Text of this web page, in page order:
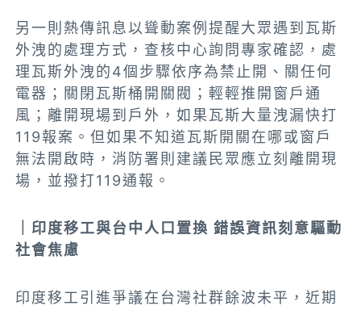
另一則熱傳訊息以聳動案例提醒大眾遇到瓦斯
外洩的處理方式，查核中心詢問專家確認，處
理瓦斯外洩的4個步驟依序為禁止開、關任何
電器；關閉瓦斯桶開關閥；輕輕推開窗戶通
風；離開現場到戶外，如果瓦斯大量洩漏快打
119報案。但如果不知道瓦斯開關在哪或窗戶
無法開啟時，消防署則建議民眾應立刻離開現
場，並撥打119通報。
｜印度移工與台中人口置換 錯誤資訊刻意驅動
社會焦慮
印度移工引進爭議在台灣社群餘波未平，近期